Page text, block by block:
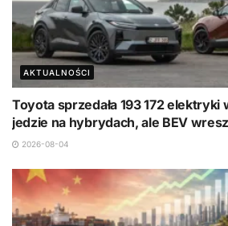
AKTUALNOŚCI
Toyota sprzedała 193 172 elektryki
jedzie na hybrydach, ale BEV
2026-08-04